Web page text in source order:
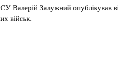
Валерій Залужний опублікував
військ.